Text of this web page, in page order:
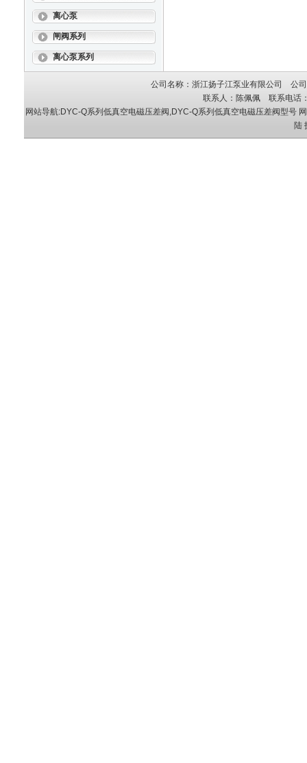
离心泵
闸阀系列
离心泵系列
公司名称：浙江扬子江泵业有限公司 公
联系人：陈佩佩 联系电话
网站导航:DYC-Q系列低真空电磁压差阀,DYC-Q系列低真空电磁压差阀型号
陆